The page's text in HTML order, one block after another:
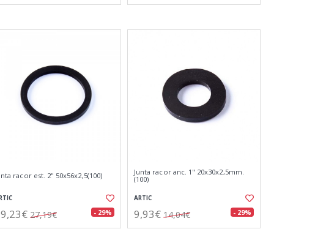
racor est. 2" 50x56x2,5(100)
27,19€ - 29%
Junta racor anc. 1" 20x30x2,5mm.
(100)
ARTIC
9,93€ 14,04€ - 29%